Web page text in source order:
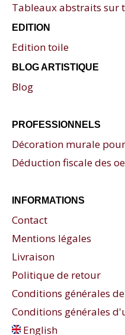
Tableaux abstraits sur
EDITION
Edition toile
BLOG ARTISTIQUE
Blog
PROFESSIONNELS
Décoration murale
Déduction fiscale des
INFORMATIONS
Contact
Mentions légales
Livraison
Politique de retour
Conditions générales
Conditions générales
English